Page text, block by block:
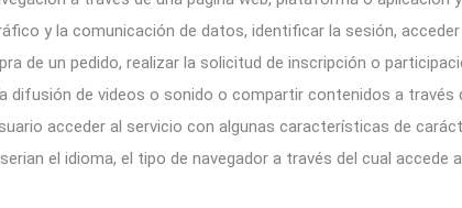
y la comunicación de datos, identificar la sesión,
de un pedido, realizar la solicitud de inscripción o
difusión de videos o sonido o compartir contenidos a través
acceder al servicio con algunas características de
el idioma, el tipo de navegador a través del cual accede